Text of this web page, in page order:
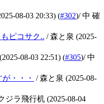
08-03 20:33) (#302)/ 中 確
ピコサク.. / 森と泉 (2025-
(2025-08-03 22:51) (#305)/ 中
・・・ / 森と泉 (2025-08-
ジラ飛行机 (2025-08-04